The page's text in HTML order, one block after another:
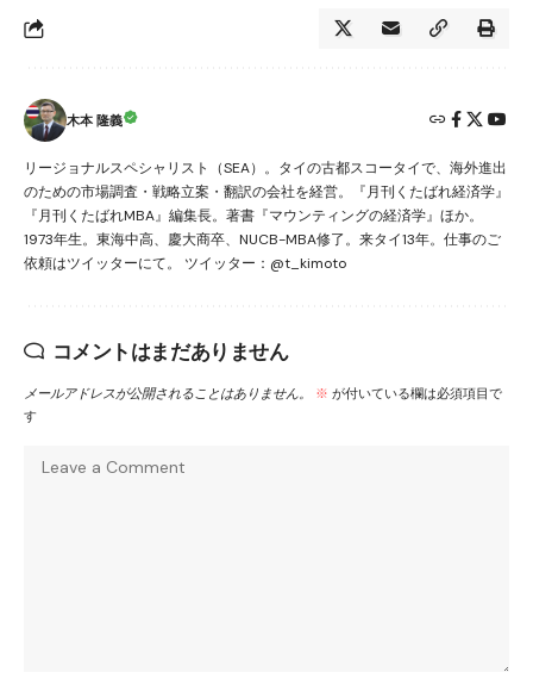
木本 隆義
リージョナルスペシャリスト（SEA）。タイの古都スコータイで、海外進出
のための市場調査・戦略立案・翻訳の会社を経営。『月刊くたばれ経済学』
『月刊くたばれMBA』編集長。著書『マウンティングの経済学』ほか。
1973年生。東海中高、慶大商卒、NUCB-MBA修了。来タイ13年。仕事のご
依頼はツイッターにて。 ツイッター：@t_kimoto
コメントはまだありません
メールアドレスが公開されることはありません。 ※ が付いている欄は必須項目で
す